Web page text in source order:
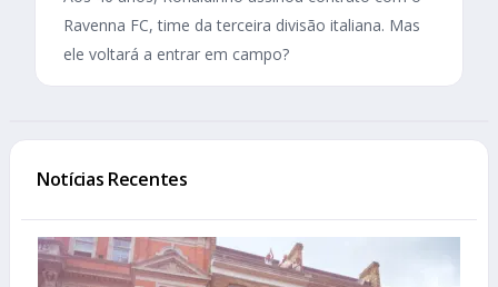
Ravenna FC, time da terceira divisão italiana. Mas
ele voltará a entrar em campo?
Notícias Recentes